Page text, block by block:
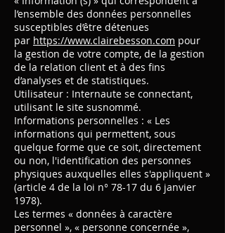
l’ensemble des données personnelles
susceptibles d’être détenues
par https://www.clairebesson.com pour
la gestion de votre compte, de la gestion
de la relation client et à des fins
d’analyses et de statistiques.
Utilisateur : Internaute se connectant,
utilisant le site susnommé.
Informations personnelles : « Les
informations qui permettent, sous
quelque forme que ce soit, directement
ou non, l'identification des personnes
physiques auxquelles elles s'appliquent »
(article 4 de la loi n° 78-17 du 6 janvier
1978).
Les termes « données à caractère
personnel », « personne concernée »,